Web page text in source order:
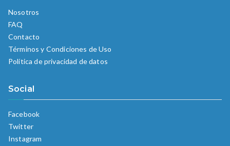
Nosotros
FAQ
Contacto
Términos y Condiciones de Uso
Política de privacidad de datos
Social
Facebook
Twitter
Instagram